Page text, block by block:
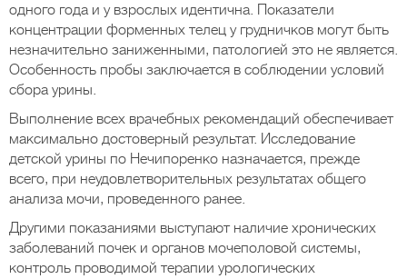
одного года и у взрослых идентична. Показатели
концентрации форменных телец у грудничков могут быть
незначительно заниженными, патологией это не является.
Особенность пробы заключается в соблюдении условий
сбора урины.
Выполнение всех врачебных рекомендаций обеспечивает
максимально достоверный результат. Исследование
детской урины по Нечипоренко назначается, прежде
всего, при неудовлетворительных результатах общего
анализа мочи, проведенного ранее.
Другими показаниями выступают наличие хронических
заболеваний почек и органов мочеполовой системы,
контроль проводимой терапии урологических